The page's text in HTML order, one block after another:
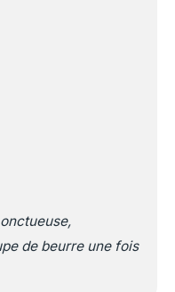
de beurre une fois